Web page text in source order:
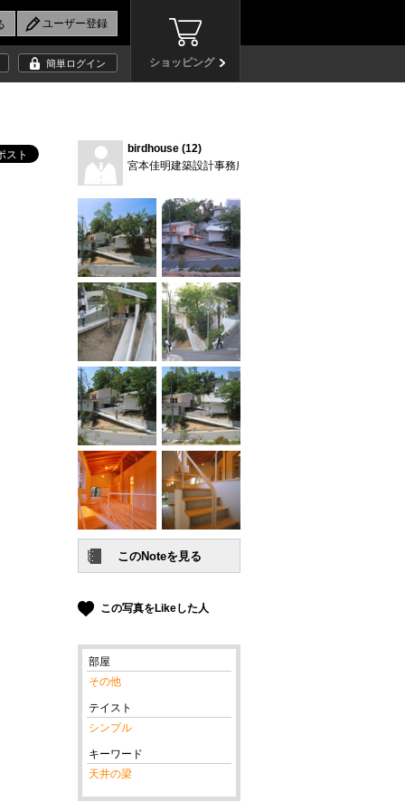
ショッピング
簡単ログイン
birdhouse (12)
宮本佳明建築設計事務所
この写真をLikeした人
部屋
その他
テイスト
シンプル
キーワード
天井の梁